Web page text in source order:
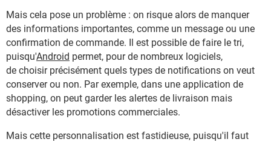
Mais cela pose un problème : on risque alors de manquer
des informations importantes, comme un message ou une
confirmation de commande. Il est possible de faire le tri,
puisqu'Android permet, pour de nombreux logiciels,
de choisir précisément quels types de notifications on veut
conserver ou non. Par exemple, dans une application de
shopping, on peut garder les alertes de livraison mais
désactiver les promotions commerciales.
Mais cette personnalisation est fastidieuse, puisqu'il faut